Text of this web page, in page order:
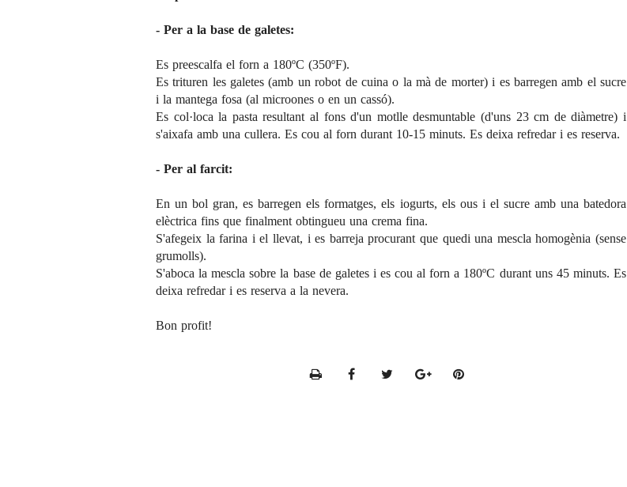
- Per a la base de galetes:
Es preescalfa el forn a 180ºC (350ºF).
Es trituren les galetes (amb un robot de cuina o la mà de morter) i es barregen amb el sucre
i la mantega fosa (al microones o en un cassó).
Es col·loca la pasta resultant al fons d'un motlle desmuntable (d'uns 23 cm de diàmetre) i
s'aixafa amb una cullera. Es cou al forn durant 10-15 minuts. Es deixa refredar i es reserva.
- Per al farcit:
En un bol gran, es barregen els formatges, els iogurts, els ous i el sucre amb una batedora
elèctrica fins que finalment obtingueu una crema fina.
S'afegeix la farina i el llevat, i es barreja procurant que quedi una mescla homogènia (sense
grumolls).
S'aboca la mescla sobre la base de galetes i es cou al forn a 180ºC durant uns 45 minuts. Es
deixa refredar i es reserva a la nevera.
Bon profit!